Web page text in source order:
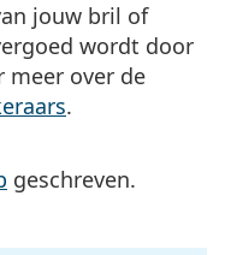
jouw bril of
wordt door
meer over de
.
geschreven.